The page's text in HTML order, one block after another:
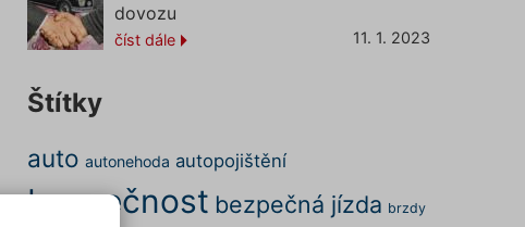
dovozu
číst dále 11. 1. 2023
Štítky
auto autonehoda autopojištění
bezpečnost bezpečná jízda brzdy